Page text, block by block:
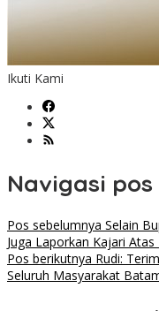
Ikuti Kami
Navigasi pos
Pos sebelumnya Selain
Juga Laporkan Kajari
Pos berikutnya Rudi:
Seluruh Masyarakat